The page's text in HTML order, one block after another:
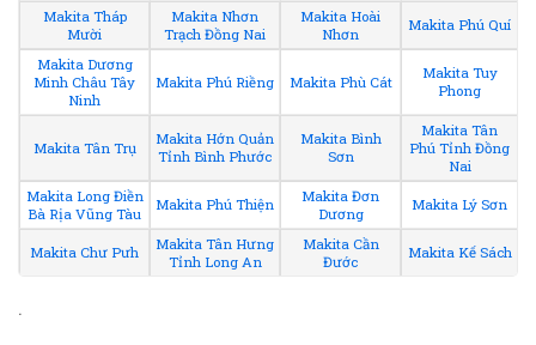
Makita Tháp
Mười
Makita Nhơn
Trạch Đồng Nai
Makita Hoài
Nhơn
Makita Phú Quí
Makita Dương
Minh Châu Tây
Ninh
Makita Phú Riềng Makita Phù Cát
Makita Tuy
Phong
Makita Tân Trụ
Makita Hớn Quản
Tỉnh Bình Phước
Makita Bình
Sơn
Makita Tân
Phú Tỉnh Đồng
Nai
Makita Long Điền
Bà Rịa Vũng Tàu
Makita Phú Thiện
Makita Đơn
Dương
Makita Lý Sơn
Makita Chư Pưh
Makita Tân Hưng
Tỉnh Long An
Makita Cần
Đước
Makita Kế Sách
.